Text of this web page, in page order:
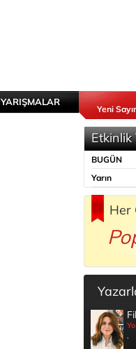
YARIŞMALAR
Yeni
Etkinlik
BUGÜN
Yarın
Her
.